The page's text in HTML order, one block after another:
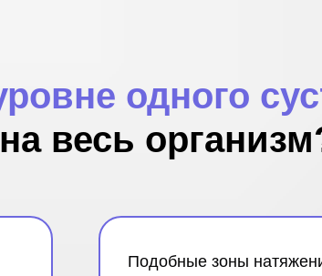
одного
весь
Подобные зоны